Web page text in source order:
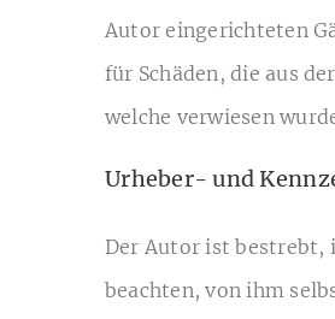
Autor eingerichteten
für Schäden, die aus
welche verwiesen
Urheber- und
Der Autor ist bestrebt,
beachten, von ihm